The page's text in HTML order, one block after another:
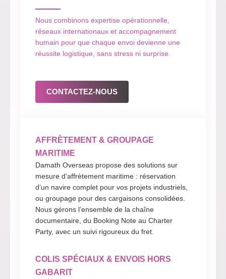
Nous combinons expertise opérationnelle,
réseaux internationaux et accompagnement
humain pour que chaque envoi devienne une
réussite logistique, sans stress ni surprise.
CONTACTEZ-NOUS
AFFRÈTEMENT & GROUPAGE
MARITIME
Damath Overseas propose des solutions sur
mesure d’affrètement maritime : réservation
d’un navire complet pour vos projets industriels,
ou groupage pour des cargaisons consolidées.
Nous gérons l’ensemble de la chaîne
documentaire, du Booking Note au Charter
Party, avec un suivi rigoureux du fret.
COLIS SPÉCIAUX & ENVOIS HORS
GABARIT